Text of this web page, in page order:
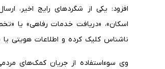
افزود: یکی از شگردهای رایج اخیر،
اسکان»، «دریافت خدمات رفاهی» یا
ناشناس کلیک کرده و اطلاعات هویتی
وی سوءاستفاده از جریان کمک‌های